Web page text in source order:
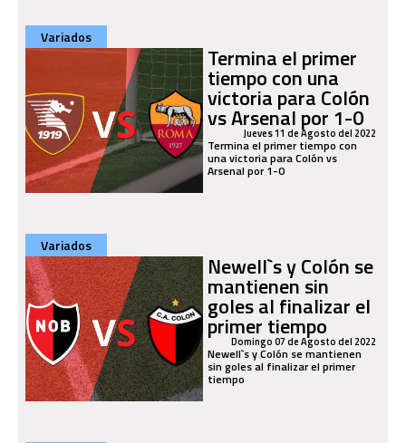
Variados
Termina el primer
tiempo con una
victoria para Colón
vs Arsenal por 1-0
Jueves 11 de Agosto del 2022
Termina el primer tiempo con
una victoria para Colón vs
Arsenal por 1-0
Variados
Newell`s y Colón se
mantienen sin
goles al finalizar el
primer tiempo
Domingo 07 de Agosto del 2022
Newell`s y Colón se mantienen
sin goles al finalizar el primer
tiempo